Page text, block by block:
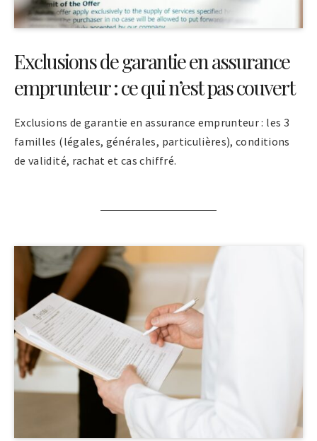
Exclusions de garantie en assurance
emprunteur : ce qui n’est pas couvert
Exclusions de garantie en assurance emprunteur : les 3
familles (légales, générales, particulières), conditions
de validité, rachat et cas chiffré.